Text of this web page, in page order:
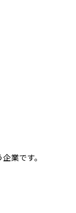
業です。